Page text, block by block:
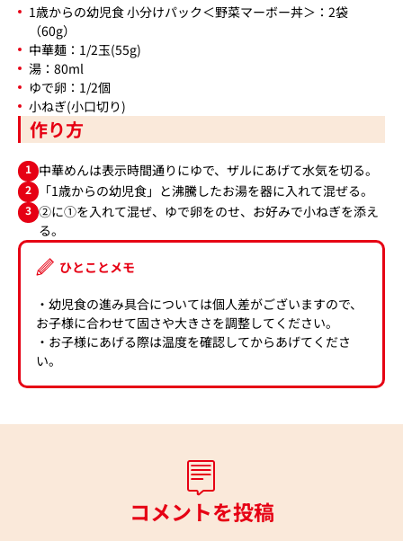
1歳からの幼児食 小分けパック＜野菜マーボー丼＞：2袋
（60g）
中華麺：1/2玉(55g)
湯：80ml
ゆで卵：1/2個
小ねぎ(小口切り)
作り方
1 中華めんは表示時間通りにゆで、ザルにあげて水気を切る。
2 「1歳からの幼児食」と沸騰したお湯を器に入れて混ぜる。
3 ②に①を入れて混ぜ、ゆで卵をのせ、お好みで小ねぎを添え
る。
ひとことメモ
・幼児食の進み具合については個人差がございますので、
お子様に合わせて固さや大きさを調整してください。
・お子様にあげる際は温度を確認してからあげてくださ
い。
コメントを投稿